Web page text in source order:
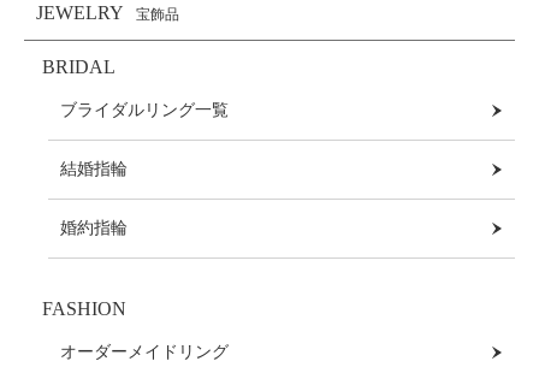
JEWELRY 宝飾品
BRIDAL
ブライダルリング一覧
結婚指輪
婚約指輪
FASHION
オーダーメイドリング